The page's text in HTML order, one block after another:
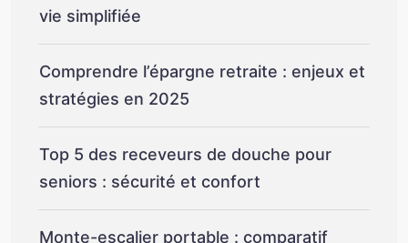
vie simplifiée
Comprendre l’épargne retraite : enjeux et
stratégies en 2025
Top 5 des receveurs de douche pour
seniors : sécurité et confort
Monte-escalier portable : comparatif